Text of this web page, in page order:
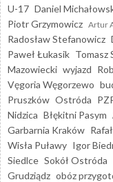
U-17 Daniel
Piotr Grzymowicz Artur
Radosław Stefanowicz
Paweł Łukasik Tomasz
Mazowiecki wyjazd
Vęgoria Węgorzewo
Pruszków Ostróda
Nidzica Błękitni Pasym
Garbarnia Kraków
Wisła Puławy Igor
Siedlce Sokół Ostróda
Grudziądz obóz